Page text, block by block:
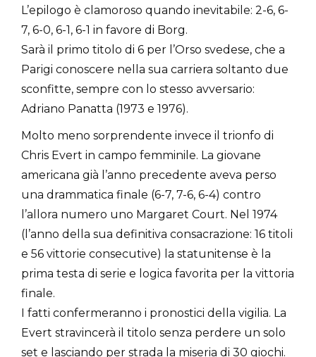
L’epilogo è clamoroso quando inevitabile: 2-6, 6-
7, 6-0, 6-1, 6-1 in favore di Borg.
Sarà il primo titolo di 6 per l’Orso svedese, che a
Parigi conoscere nella sua carriera soltanto due
sconfitte, sempre con lo stesso avversario:
Adriano Panatta (1973 e 1976).
Molto meno sorprendente invece il trionfo di
Chris Evert in campo femminile. La giovane
americana già l’anno precedente aveva perso
una drammatica finale (6-7, 7-6, 6-4) contro
l’allora numero uno Margaret Court. Nel 1974
(l’anno della sua definitiva consacrazione: 16 titoli
e 56 vittorie consecutive) la statunitense è la
prima testa di serie e logica favorita per la vittoria
finale.
I fatti confermeranno i pronostici della vigilia. La
Evert stravincerà il titolo senza perdere un solo
set e lasciando per strada la miseria di 30 giochi.